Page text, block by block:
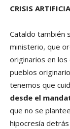
CRISIS
Cataldo también
ministerio, que
originarios en los
pueblos
tenemos que
desde el
que no se
hipocresía